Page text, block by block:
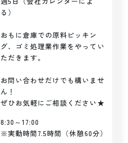
る）
おもに倉庫での原料ピッキン
グ、ゴミ処理業作業をやってい
ただきます。
お問い合わせだけでも構いませ
ん！
ぜひお気軽にご相談ください★
8:30～17:00
※実動時間7.5時間（休憩60分）